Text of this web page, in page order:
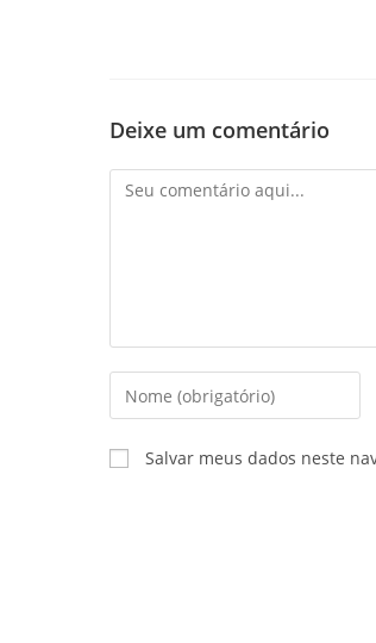
Deixe um comentário
Salvar meus dados neste